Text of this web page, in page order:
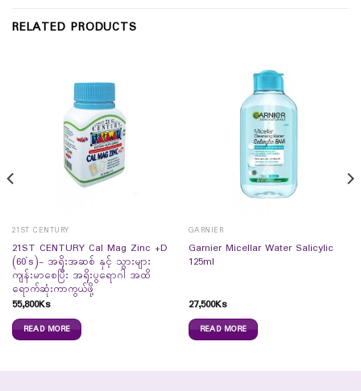
RELATED PRODUCTS
21ST CENTURY
21ST CENTURY Cal Mag Zinc +D
(60`s)- အရိုးအဆစ် နှင့် သွားများ
ကျန်းမာစေပြီး အရိုးပွရောဂါ အထိ
ရောက်ဆုံးကာကွယ်ဖို့
55,800Ks
READ MORE
GARNIER
Garnier Micellar Water Salicylic
125ml
27,500Ks
READ MORE